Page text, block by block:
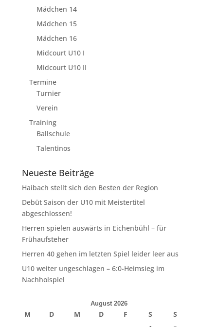
Mädchen 14
Mädchen 15
Mädchen 16
Midcourt U10 I
Midcourt U10 II
Termine
Turnier
Verein
Training
Ballschule
Talentinos
Neueste Beiträge
Haibach stellt sich den Besten der Region
Debüt Saison der U10 mit Meistertitel
abgeschlossen!
Herren spielen auswärts in Eichenbühl – für
Frühaufsteher
Herren 40 gehen im letzten Spiel leider leer aus
U10 weiter ungeschlagen – 6:0-Heimsieg im
Nachholspiel
August 2026
M D M D F S
S